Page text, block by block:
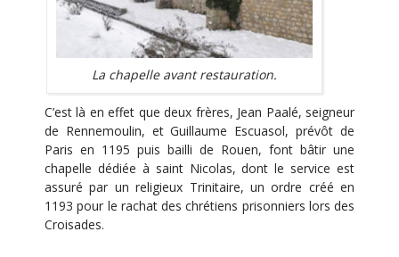
La chapelle avant restauration.
C’est là en effet que deux frères, Jean Paalé, seigneur
de Rennemoulin, et Guillaume Escuasol, prévôt de
Paris en 1195 puis bailli de Rouen, font bâtir une
chapelle dédiée à saint Nicolas, dont le service est
assuré par un religieux Trinitaire, un ordre créé en
1193 pour le rachat des chrétiens prisonniers lors des
Croisades.